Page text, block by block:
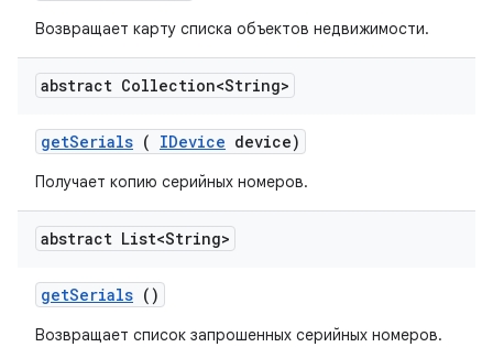
Возвращает карту списка объектов недвижимости.
abstract Collection<String>
getSerials ( IDevice device)
Получает копию серийных номеров.
abstract List<String>
getSerials ()
Возвращает список запрошенных серийных номеров.